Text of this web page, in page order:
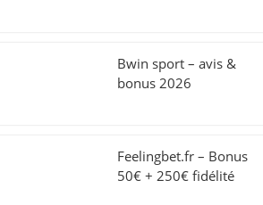
Bwin sport – avis &
bonus 2026
Feelingbet.fr – Bonus
50€ + 250€ fidélité